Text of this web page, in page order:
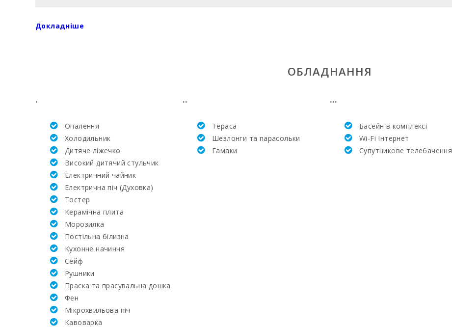
Академія та тенісна школа Рафаэля Надаля (км):
Лікарня в Манакор (км):
Клініка Сон Еспасесс в Пальма-де-Майорка (км):
Щотижневий базар у Порто-Колoм (вівторок) (км):
Щотижневий базар у Феланіткс (неділя) (км):
Супермаркет - Меркадона (км):
Супермаркет - EROSKY (км):
Супермаркет SPAR (м):
Супермаркет LIDL (км):
Докладніше
ОБЛАДНАННЯ
.
Опалення
Холодильник
Дитяче ліжечко
Високий дитячий стульчик
Електричний чайник
Електрична піч (Духовка)
Тостер
Керамічна плита
Mорозилка
Постільна білизна
Кухонне начиння
Cейф
Рушники
Праска та прасувальна дошка
Фен
Мікрохвильова піч
Кавоварка
..
Тераса
Шезлонги та парасольки
Гамаки
...
Басейн в комплексi
Wi-Fi Інтернет
Супутникове телебачення